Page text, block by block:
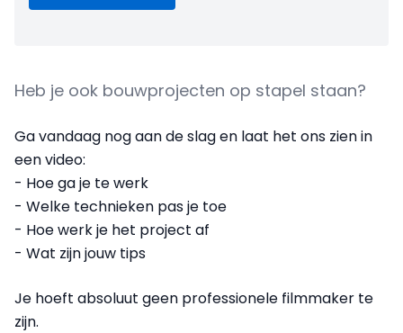
Heb je ook bouwprojecten op stapel staan?
Ga vandaag nog aan de slag en laat het ons zienin
een video:
- Hoe ga je te werk
- Welke technieken pas je toe
- Hoe werk je het project af
- Wat zijn jouw tips
Je hoeft absoluut geen professionele filmmaker te
zijn.